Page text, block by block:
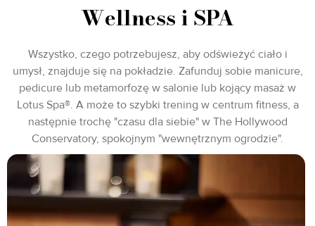
Wellness i SPA
Wszystko, czego potrzebujesz, aby odświeżyć ciało i
umysł, znajduje się na pokładzie. Zafunduj sobie manicure,
pedicure lub metamorfozę w salonie lub kojący masaż w
Lotus Spa®. A może to szybki trening w centrum fitness, a
następnie trochę "czasu dla siebie" w The Hollywood
Conservatory, spokojnym "wewnętrznym ogrodzie".